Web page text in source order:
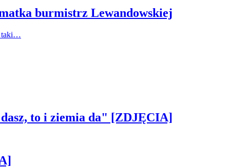
burmistrz Lewandowskiej
taki…
to i ziemia da" [ZDJĘCIA]